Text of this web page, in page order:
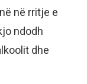
në rritje e
ndodh
dhe